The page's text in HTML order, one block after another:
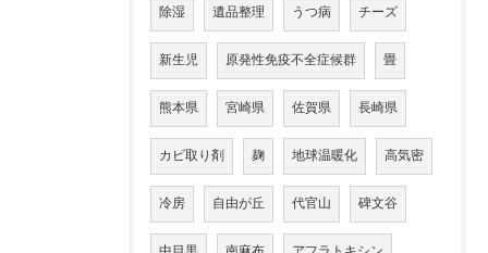
除湿 遺品整理 うつ病 チーズ
新生児 原発性免疫不全症候群 畳
熊本県 宮崎県 佐賀県 長崎県
カビ取り剤 麹 地球温暖化 高気密
冷房 自由が丘 代官山 碑文谷